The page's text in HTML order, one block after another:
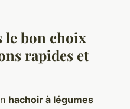
le bon choix
rapides et
hachoir à légumes